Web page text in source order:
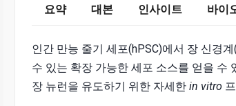
요약 대본 인사이트 바이
인간 만능 줄기 세포(hPSC)에서 장 신경
수 있는 확장 가능한 세포 소스를 얻을 수
장 뉴런을 유도하기 위한 자세한 in vitro